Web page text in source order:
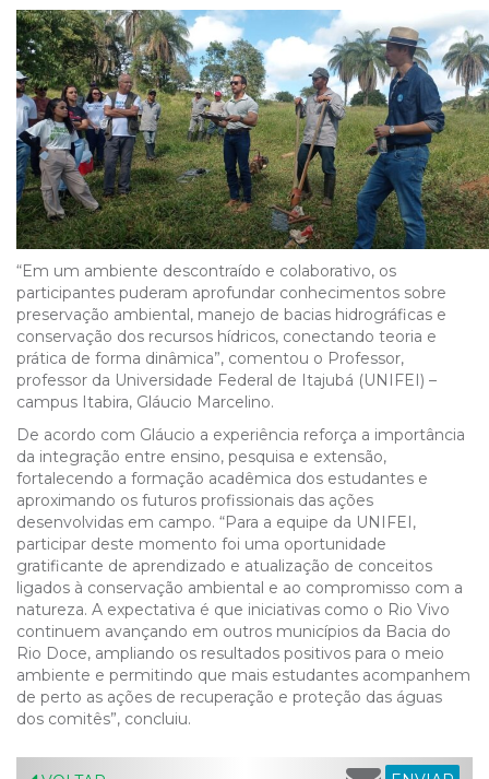
“Em um ambiente descontraído e colaborativo, os
participantes puderam aprofundar conhecimentos sobre
preservação ambiental, manejo de bacias hidrográficas e
conservação dos recursos hídricos, conectando teoria e
prática de forma dinâmica”, comentou o Professor,
professor da Universidade Federal de Itajubá (UNIFEI) –
campus Itabira, Gláucio Marcelino.
De acordo com Gláucio a experiência reforça a importância
da integração entre ensino, pesquisa e extensão,
fortalecendo a formação acadêmica dos estudantes e
aproximando os futuros profissionais das ações
desenvolvidas em campo. “Para a equipe da UNIFEI,
participar deste momento foi uma oportunidade
gratificante de aprendizado e atualização de conceitos
ligados à conservação ambiental e ao compromisso com a
natureza. A expectativa é que iniciativas como o Rio Vivo
continuem avançando em outros municípios da Bacia do
Rio Doce, ampliando os resultados positivos para o meio
ambiente e permitindo que mais estudantes acompanhem
de perto as ações de recuperação e proteção das águas
dos comitês”, concluiu.